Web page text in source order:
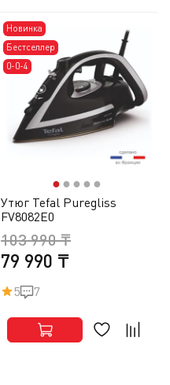
Новинка
Бестселлер
0-0-4
●● ● ● ●
Утюг Tefal Puregliss
FV8082E0
79 990 ₸
103 990 ₸
5 7